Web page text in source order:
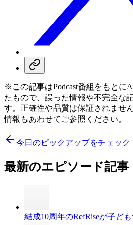
※この記事はPodcast番組をもとに
たもので、誤った情報や不完全な
す。正確性や品質は保証されませ
情報もあわせてご参照ください。
今日のピックアップをチェック
最新のエピソード記事
結成10周年のRefRiseが子ど